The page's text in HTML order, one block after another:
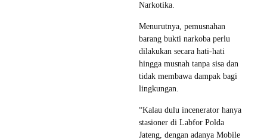
Narkotika.
Menurutnya, pemusnahan
barang bukti narkoba perlu
dilakukan secara hati-hati
hingga musnah tanpa sisa dan
tidak membawa dampak bagi
lingkungan.
“Kalau dulu incenerator hanya
stasioner di Labfor Polda
Jateng, dengan adanya Mobile